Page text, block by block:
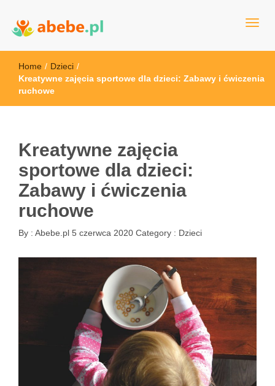
Abebe
Home / Dzieci /
Kreatywne zajęcia sportowe dla dzieci: Zabawy i ćwiczenia
ruchowe
Kreatywne zajęcia
sportowe dla dzieci:
Zabawy i ćwiczenia
ruchowe
By : Abebe.pl 5 czerwca 2020 Category : Dzieci